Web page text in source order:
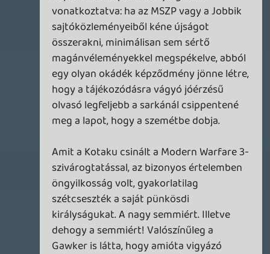
rehynn4 2011.06.01 06:56:11 #0et4v
A Majora mint negatív példa, meg "10
hours to beat the game" = a véleményük
diszkvalifikálva:P
Oldern 2011.06.01 01:34:07
getro2 2011.06.01 02:28:36 #0et4u
harmadjára kezdem újra (minden túlzás
nélkül: percenként 0,3 megát tölt le) a
letöltést. Rohadt szemét mobil internet...
Oldern 2011.06.01 01:34:07 #0et4t